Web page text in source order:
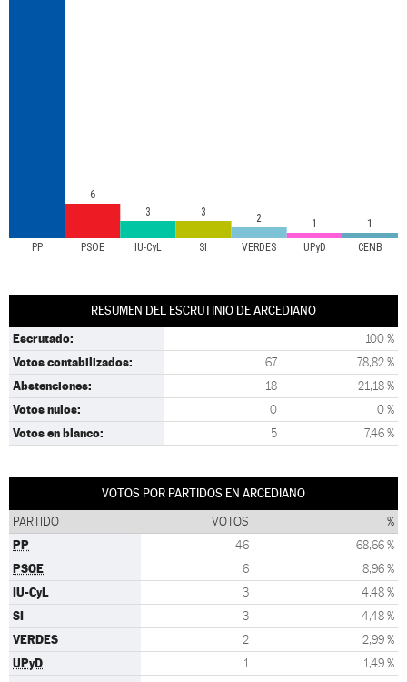
PP PSOE IU-CyL SI VERDES UPyD CENB
6
3
3 2 1 1
RESUMEN DEL ESCRUTINIO DE ARCEDIANO
Escrutado: 100 %
Votos contabilizados: 67 78,82 %
Abstenciones: 18 21,18 %
Votos nulos: 0 0 %
Votos en blanco: 5 7,46 %
VOTOS POR PARTIDOS EN ARCEDIANO
PARTIDO VOTOS %
PP 46 68,66 %
PSOE 6 8,96 %
IU-CyL 3 4,48 %
SI 3 4,48 %
VERDES 2 2,99 %
UPyD 1 1,49 %